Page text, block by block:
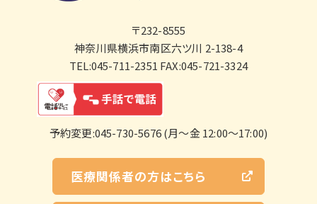
〒232-8555
神奈川県横浜市南区六ツ川 2-138-4
TEL:045-711-2351 FAX:045-721-3324
予約変更:045-730-5676 (月～金 12:00～17:00)
医療関係者の方はこちら